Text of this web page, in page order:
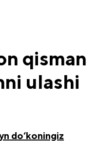
qisman
ulashi
do‘koningiz